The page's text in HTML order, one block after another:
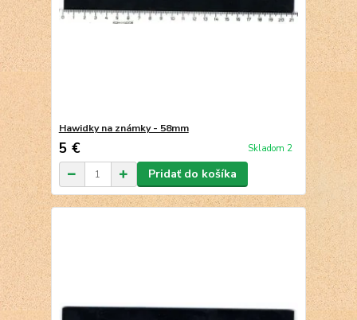
Hawidky na známky - 58mm
5 € Skladom 2
Pridať do košíka